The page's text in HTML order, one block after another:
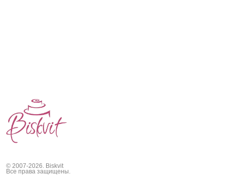
© 2007-2026. Biskvit
Все права защищены.